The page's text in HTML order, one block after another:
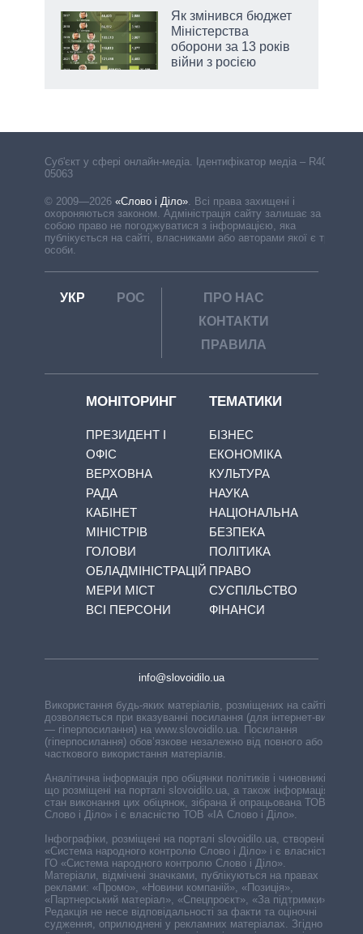
Як змінився бюджет
Міністерства
оборони за 13 років
війни з росією
Cуб'єкт у сфері онлайн-медіа. Ідентифікатор медіа – R40-
05063
© 2009—2026 «Слово і Діло»
Всі права захищені і
охороняються законом. Адміністрація сайту залишає за
собою право не погоджуватися з інформацією, яка
публікується на сайті, власниками або авторами якої є треті
особи.
УКР РОС
ПРО НАС
КОНТАКТИ
ПРАВИЛА
МОНІТОРИНГ
ПРЕЗИДЕНТ І
ОФІС
ВЕРХОВНА
РАДА
КАБІНЕТ
МІНІСТРІВ
ГОЛОВИ
ОБЛАДМІНІСТРАЦІЙ
МЕРИ МІСТ
ВСІ ПЕРСОНИ
ТЕМАТИКИ
БІЗНЕС
ЕКОНОМІКА
КУЛЬТУРА
НАУКА
НАЦІОНАЛЬНА
БЕЗПЕКА
ПОЛІТИКА
ПРАВО
СУСПІЛЬСТВО
ФІНАНСИ
info@slovoidilo.ua
Використання будь-яких матеріалів, розміщених на сайті,
дозволяється при вказуванні посилання (для інтернет-видань
— гіперпосилання) на www.slovoidilo.ua. Посилання
(гіперпосилання) обов’язкове незалежно від повного або
часткового використання матеріалів.
Аналітична інформація про обіцянки політиків і чиновників,
що розміщені на порталі slovoidilo.ua, а також інформація про
стан виконання цих обіцянок, зібрана й опрацьована ТОВ «ІА
Слово і Діло» і є власністю ТОВ «ІА Слово і Діло».
Інфографіки, розміщені на порталі slovoidilo.ua, створені ГО
«Система народного контролю Слово і Діло» і є власністю
ГО «Система народного контролю Слово і Діло».
Матеріали, відмічені значками, публікуються на правах
реклами: «Промо», «Новини компаній», «Позиція»,
«Партнерський матеріал», «Спецпроєкт», «За підтримки».
Редакція не несе відповідальності за факти та оціночні
судження, оприлюднені у рекламних матеріалах. Згідно з